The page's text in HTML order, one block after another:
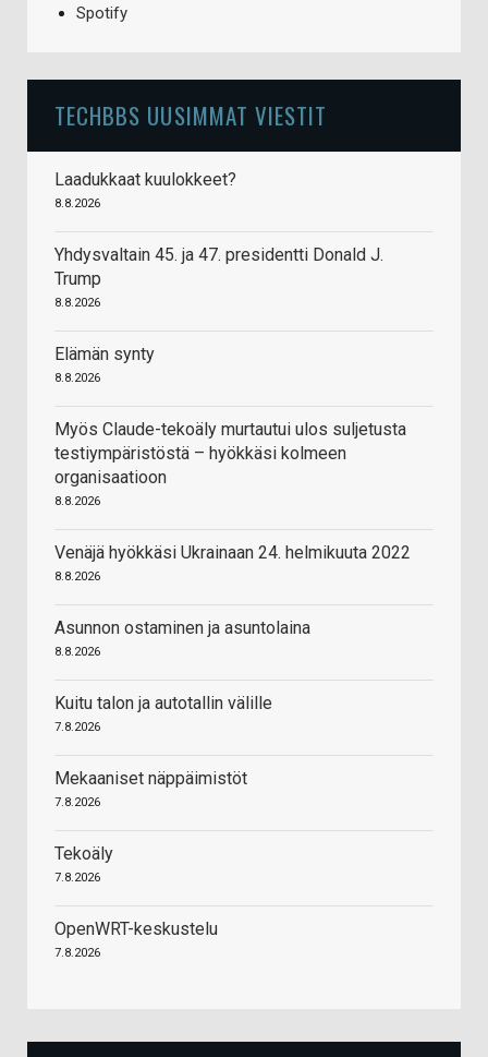
Spotify
TECHBBS UUSIMMAT VIESTIT
Laadukkaat kuulokkeet?
8.8.2026
Yhdysvaltain 45. ja 47. presidentti Donald J.
Trump
8.8.2026
Elämän synty
8.8.2026
Myös Claude-tekoäly murtautui ulos suljetusta
testiympäristöstä – hyökkäsi kolmeen
organisaatioon
8.8.2026
Venäjä hyökkäsi Ukrainaan 24. helmikuuta 2022
8.8.2026
Asunnon ostaminen ja asuntolaina
8.8.2026
Kuitu talon ja autotallin välille
7.8.2026
Mekaaniset näppäimistöt
7.8.2026
Tekoäly
7.8.2026
OpenWRT-keskustelu
7.8.2026